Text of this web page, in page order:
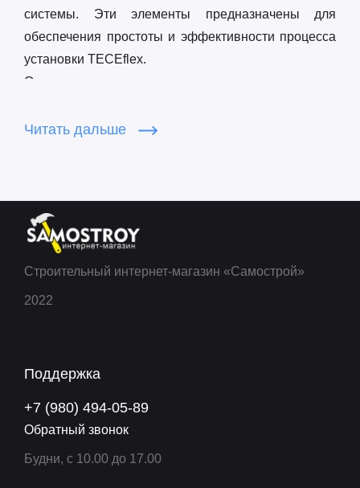
системы. Эти элементы предназначены для
обеспечения простоты и эффективности процесса
установки TECEflex.
Оновное преимущество монтажных элементов
закререлены на нужном межосевом расстоянии и
дополнительными компонентами, которые
совместно с фитингами и трубами TECEflex
чтобы обеспечить гладкий процесс установки и
Читать дальше
Строительный интернет-магазин «Самострой»
2022
Поддержка
+7 (980) 494-05-89
Обратный звонок
Будни, с 10.00 до 17.00